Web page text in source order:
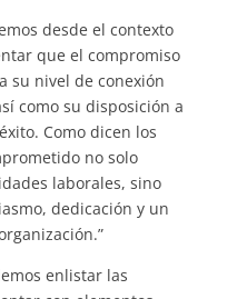
desde el contexto
que el compromiso
su nivel de conexión
como su disposición a
Como dicen los
no solo
laborales, sino
dedicación y un
enlistar las